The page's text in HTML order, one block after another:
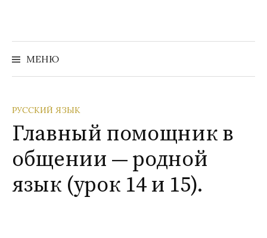
содержимому
МЕНЮ
Найти:
РУССКИЙ ЯЗЫК
Главный помощник в
общении — родной
язык (урок 14 и 15).